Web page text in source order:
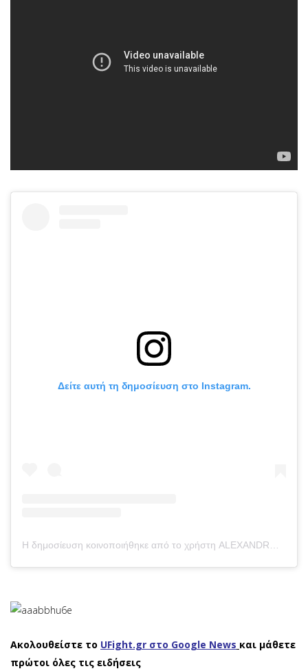
Δείτε αυτή τη δημοσίευση στο Instagram.
Ακολουθείστε το UFight.gr στο Google News και μάθετε
πρώτοι όλες τις ειδήσεις